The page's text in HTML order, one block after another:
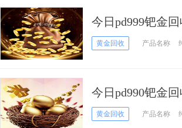
今日pd999钯金
黄金回收 产品名称
今日pd990钯金
黄金回收 产品名称